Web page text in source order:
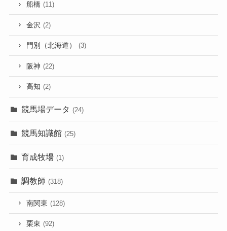
船橋 (11)
金沢 (2)
門別（北海道） (3)
阪神 (22)
高知 (2)
競馬場データ (24)
競馬知識館 (25)
育成牧場 (1)
調教師 (318)
南関東 (128)
栗東 (92)